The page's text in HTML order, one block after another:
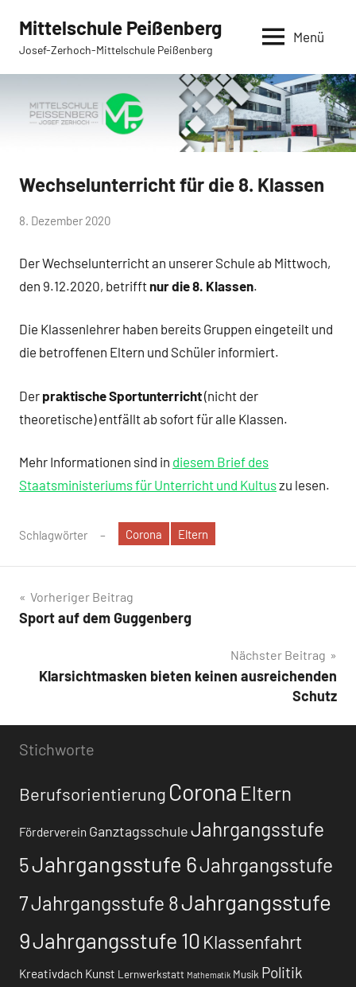
Inhalt
springen
Mittelschule Peißenberg
Josef-Zerhoch-Mittelschule Peißenberg
Menü
Allgemein
Wechselunterricht für die 8. Klassen
von
Peißenberg
8. Dezember 2020
Der Wechselunterricht an unserer Schule ab Mittwoch,
den 9.12.2020, betrifftnur die 8. Klassen.
Die Klassenlehrer haben bereits Gruppen eingeteilt und
die betroffenen Eltern und Schüler informiert.
Der praktische Sportunterricht(nicht der
theoretische) entfällt ab sofort für alle Klassen.
Mehr Informationen sind in diesem Brief des
Staatsministeriums für Unterricht und Kultuszu lesen.
Schlagwörter Corona Eltern
Beitragsnavigation
Vorheriger Beitrag
Sport auf dem Guggenberg
Nächster Beitrag
Klarsichtmasken bieten keinen ausreichenden
Schutz
Stichworte
Berufsorientierung Corona Eltern
Förderverein GanztagsschuleJahrgangsstufe
5Jahrgangsstufe 6Jahrgangsstufe
7Jahrgangsstufe 8Jahrgangsstufe
9Jahrgangsstufe 10 Klassenfahrt
Kreativdach Kunst Lernwerkstatt Mathematik Musik Politik